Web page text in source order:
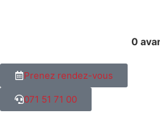
0
Prenez rendez-vous
071 51 71 00